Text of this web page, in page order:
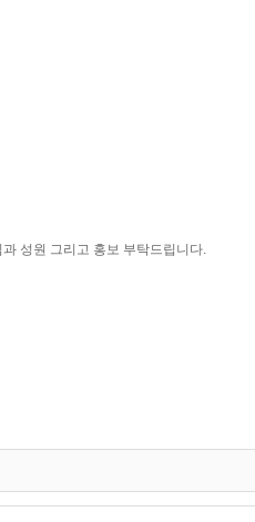
성원 그리고 홍보 부탁드립니다.